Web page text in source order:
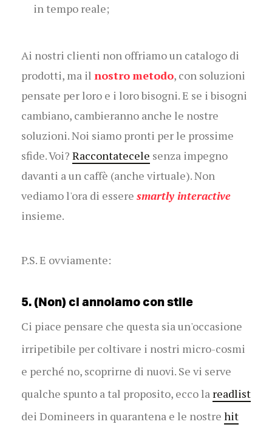
in tempo reale;
Ai nostri clienti non offriamo un catalogo di
prodotti, ma il nostro metodo, con soluzioni
pensate per loro e i loro bisogni. E se i bisogni
cambiano, cambieranno anche le nostre
soluzioni. Noi siamo pronti per le prossime
sfide. Voi? Raccontatecele senza impegno
davanti a un caffè (anche virtuale). Non
vediamo l'ora di essere smartly interactive
insieme.
P.S. E ovviamente:
5. (Non) ci annoiamo con stile
Ci piace pensare che questa sia un'occasione
irripetibile per coltivare i nostri micro-cosmi
e perché no, scoprirne di nuovi. Se vi serve
qualche spunto a tal proposito, ecco la readlist
dei Domineers in quarantena e le nostre hit